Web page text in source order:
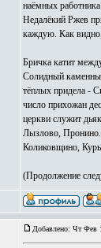
наёмных
Недалёкий Ржев
каждую. Как видно,
Бричка катит
Солидный
тёплых придела -
число прихожан
церкви служит
Лызлово, Пронино.
Коликовщино,
(Продолжение
Добавлено: Чт Фев